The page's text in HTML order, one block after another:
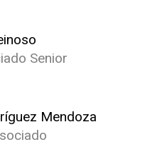
Senior
Mendoza